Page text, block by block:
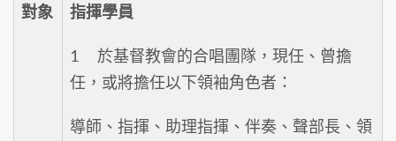
對象 指揮學員
1 於基督教會的合唱團隊，現任、曾擔
任，或將擔任以下領袖角色者：
導師、指揮、助理指揮、伴奏、聲部長、領